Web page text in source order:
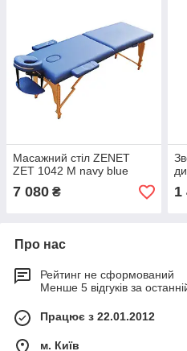
Масажний стіл ZENET
ZET 1042 M navy blue
7 080 ₴ 1
Про нас
Рейтинг не сформований
Менше 5 відгуків за
Працює з 22.01.2012
м. Київ